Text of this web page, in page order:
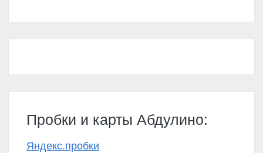
Пробки и карты Абдулино:
Яндекс.пробки